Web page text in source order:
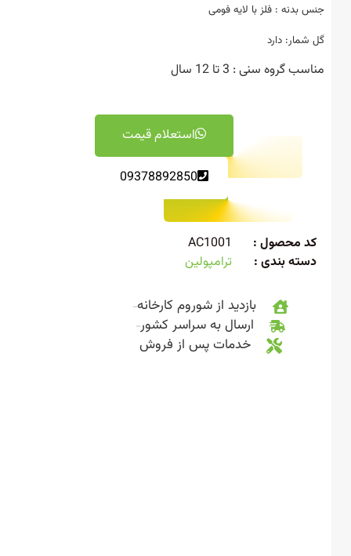
: فلز با لایه فومی
دارد
گروه سنی : 3 تا 12 سال
استعلام قیمت
09378892850
محصول :
AC1001
بندی :
ترامپولین
بازدید از شوروم کارخانه
ارسال به سراسر کشور
خدمات پس از فروش